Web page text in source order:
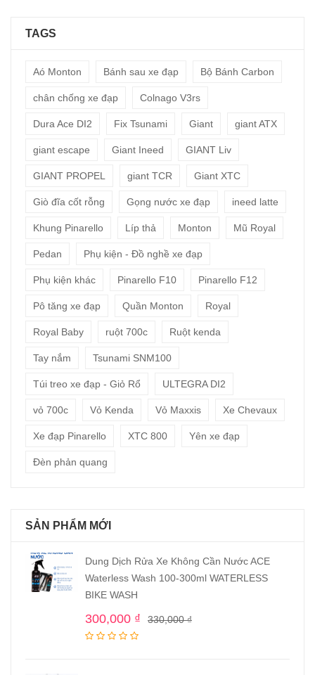
TAGS
Aó Monton Bánh sau xe đạp Bộ Bánh Carbon
chân chống xe đạp Colnago V3rs
Dura Ace DI2 Fix Tsunami Giant giant ATX
giant escape Giant Ineed GIANT Liv
GIANT PROPEL giant TCR Giant XTC
Giò đĩa cốt rỗng Gọng nước xe đạp ineed latte
Khung Pinarello Líp thả Monton Mũ Royal
Pedan Phụ kiện - Đồ nghề xe đạp
Phụ kiện khác Pinarello F10 Pinarello F12
Pô tăng xe đạp Quần Monton Royal
Royal Baby ruột 700c Ruột kenda
Tay nắm Tsunami SNM100
Túi treo xe đạp - Giỏ Rổ ULTEGRA DI2
vỏ 700c Vỏ Kenda Vỏ Maxxis Xe Chevaux
Xe đạp Pinarello XTC 800 Yên xe đạp
Đèn phản quang
SẢN PHẨM MỚI
Dung Dịch Rửa Xe Không Cần Nước ACE
Waterless Wash 100-300ml WATERLESS
BIKE WASH
330,000₫
300,000 ₫